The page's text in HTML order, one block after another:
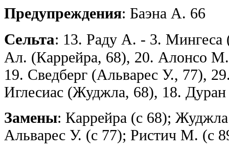
Предупреждения: Баэна А. 66
Сельта: 13. Раду А. - 3.
Ал. (Каррейра, 68), 20. Алонсо
19. Сведберг (Альварес У., 77),
Иглесиас (Жуджла, 68), 18.
Замены: Каррейра (с 68);
Альварес У. (с 77); Ристич М. (с